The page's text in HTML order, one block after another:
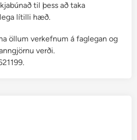
til þess að taka
lítilli hæð.
öllum verkefnum á faglegan og
verði.